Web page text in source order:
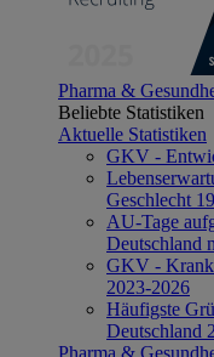
Pharma &
Beliebte Statistiken
Aktuelle Statistiken
GKV -
Geschlecht
AU-Tage
Deutschland
GKV -
2023-2026
Häufigste
Deutschland
Pharma &